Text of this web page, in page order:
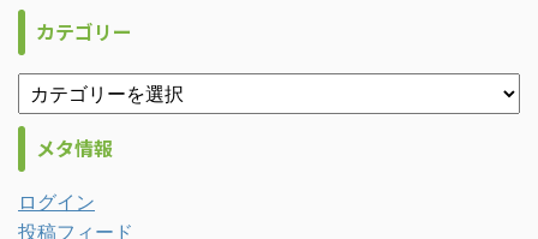
カテゴリー
メタ情報
ログイン
投稿フィード